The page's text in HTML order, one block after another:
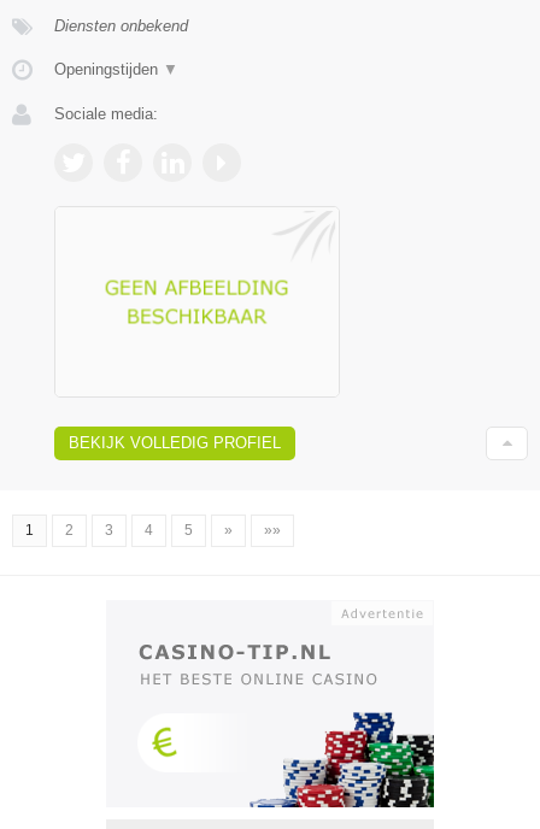
Diensten onbekend
Openingstijden ▼
Sociale media:
BEKIJK VOLLEDIG PROFIEL
1 2 3 4 5 » »»